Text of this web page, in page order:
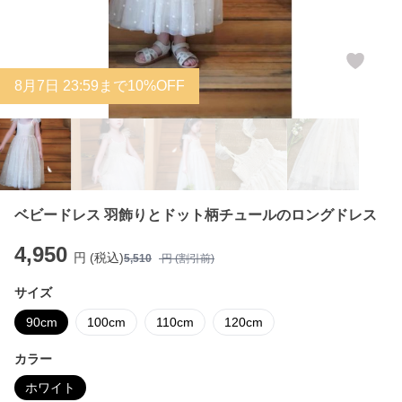
8 月 7 日 23:59まで10%OFF
ベビードレス 羽飾りとドット柄チュールのロングドレス
4,950 円 (税込)5,510 円 (割引前)
サイズ
90cm 100cm 110cm 120cm
カラー
ホワイト